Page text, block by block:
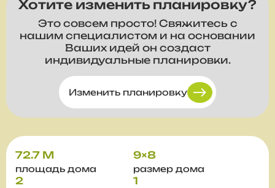
Хотите изменить планировку?
Это совсем просто! Свяжитесь с
нашим специалистом и на основании
Ваших идей он создаст
индивидуальные планировки.
Изменить планировку
72.7 М
площадь дома
9×8
размер дома
2 1